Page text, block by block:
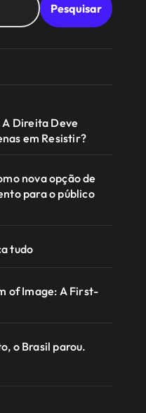
Pesquisar
A Direita Deve
em Resistir?
nova opção de
para o público
tudo
of Image: A First-
o Brasil parou.